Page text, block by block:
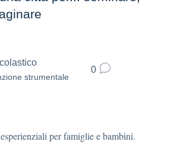
strumentale
0
per famiglie e bambini.